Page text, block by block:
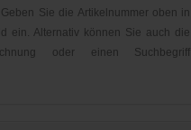
Sie die Artikelnummer oben in
ein. Alternativ können Sie auch die
oder einen Suchbegriff